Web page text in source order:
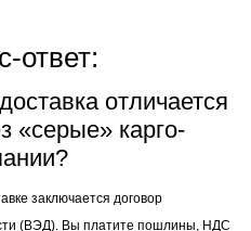
ответ:
отличается
«серые» карго-
заключается договор
(ВЭД). Вы платите пошлины, НДС